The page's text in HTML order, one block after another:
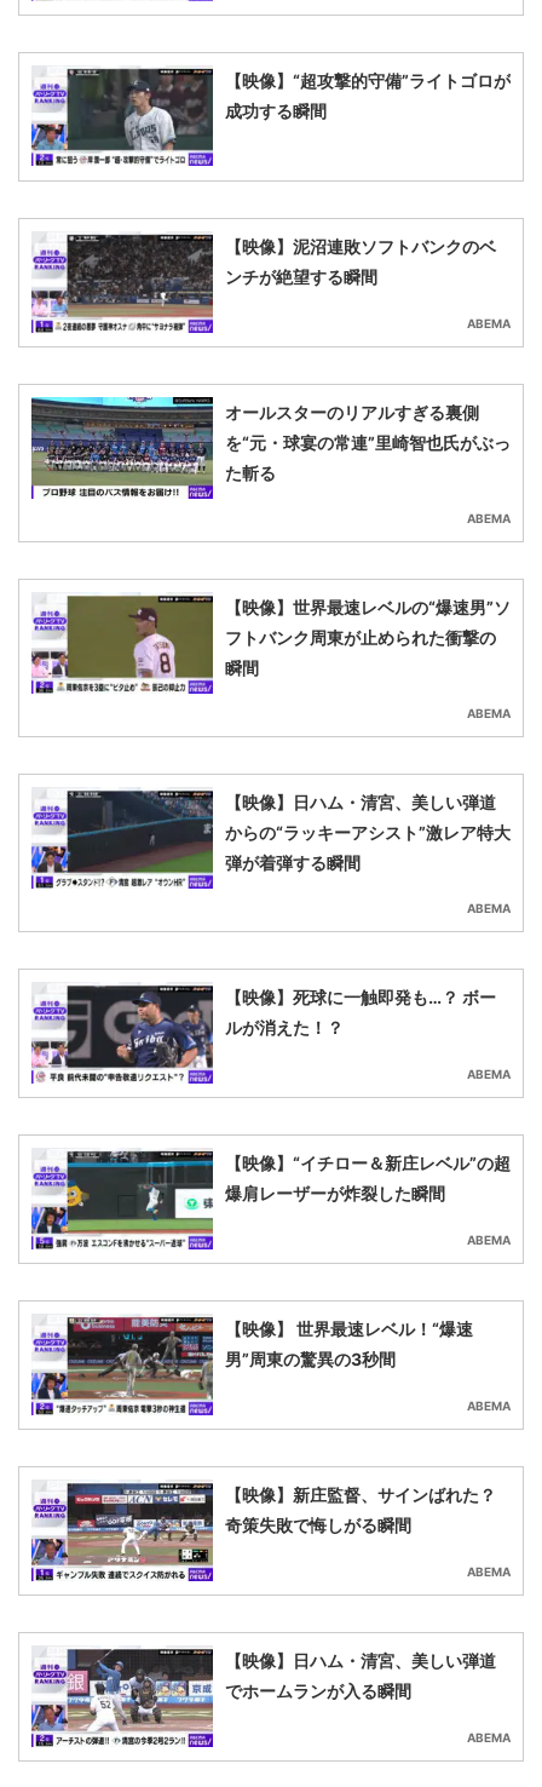
【映像】“超攻撃的守備”ライトゴロが
成功する瞬間
【映像】泥沼連敗ソフトバンクのベ
ンチが絶望する瞬間
ABEMA
オールスターのリアルすぎる裏側
を“元・球宴の常連”里崎智也氏がぶっ
た斬る
ABEMA
【映像】世界最速レベルの“爆速男”ソ
フトバンク周東が止められた衝撃の
瞬間
ABEMA
【映像】日ハム・清宮、美しい弾道
からの“ラッキーアシスト”激レア特大
弾が着弾する瞬間
ABEMA
【映像】死球に一触即発も…？ ボー
ルが消えた！？
ABEMA
【映像】“イチロー＆新庄レベル”の超
爆肩レーザーが炸裂した瞬間
ABEMA
【映像】 世界最速レベル！“爆速
男”周東の驚異の3秒間
ABEMA
【映像】新庄監督、サインばれた？
奇策失敗で悔しがる瞬間
ABEMA
【映像】日ハム・清宮、美しい弾道
でホームランが入る瞬間
ABEMA